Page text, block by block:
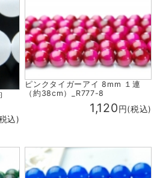
込)
ピンクタイガーアイ 8mm １連
（約38cm）_R777-8
1,120円(税込)